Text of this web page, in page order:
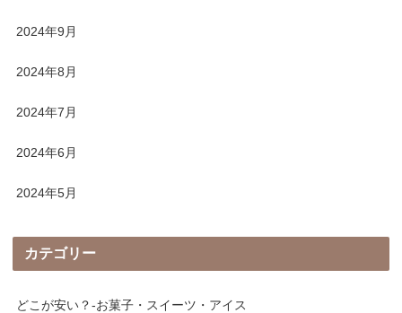
2024年9月
2024年8月
2024年7月
2024年6月
2024年5月
カテゴリー
どこが安い？-お菓子・スイーツ・アイス